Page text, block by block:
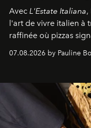
Avec L'Estate Italiana,
l'art de vivre italien à
raffinée où pizzas
d'exception
07.08.2026 by Pauline